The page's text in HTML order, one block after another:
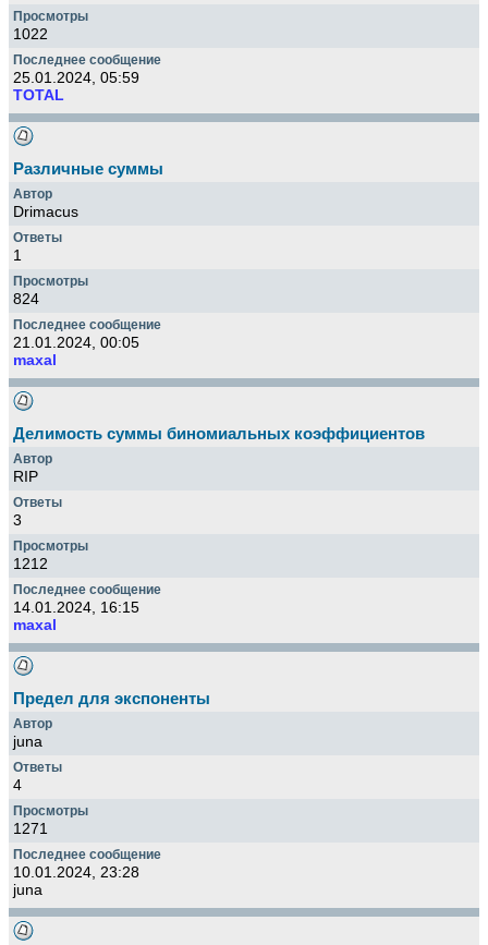
1022
25.01.2024, 05:59
TOTAL
Различные суммы
Drimacus
1
824
21.01.2024, 00:05
maxal
Делимость суммы биномиальных коэффициентов
RIP
3
1212
14.01.2024, 16:15
maxal
Предел для экспоненты
juna
4
1271
10.01.2024, 23:28
juna